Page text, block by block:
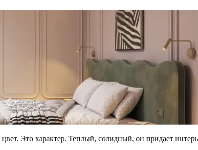
Это характер. Теплый, солидный, он придает